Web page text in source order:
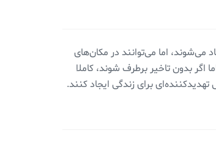
اما می‌توانند در مکان‌های
بدون تاخیر برطرف شوند، کاملا
برای زندگی ایجاد کنند.